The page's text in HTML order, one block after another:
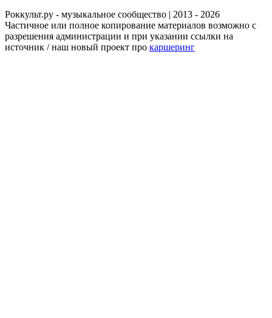
Роккульт.ру - музыкальное сообщество | 2013 - 2026
Частичное или полное копирование материалов возможно с
разрешения администрации и при указании ссылки на
источник / наш новый проект про каршеринг